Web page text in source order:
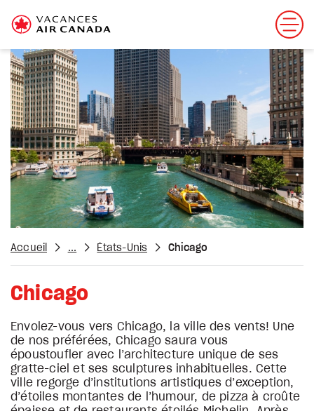
Accueil ... États-Unis Chicago
Chicago
Envolez-vous vers Chicago, la ville des vents! Une
de nos préférées, Chicago saura vous
époustoufler avec l’architecture unique de ses
gratte-ciel et ses sculptures inhabituelles. Cette
ville regorge d’institutions artistiques d’exception,
d’étoiles montantes de l’humour, de pizza à croûte